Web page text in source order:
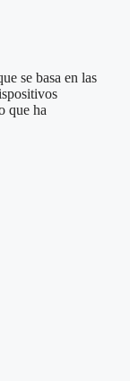
se basa en las
que ha